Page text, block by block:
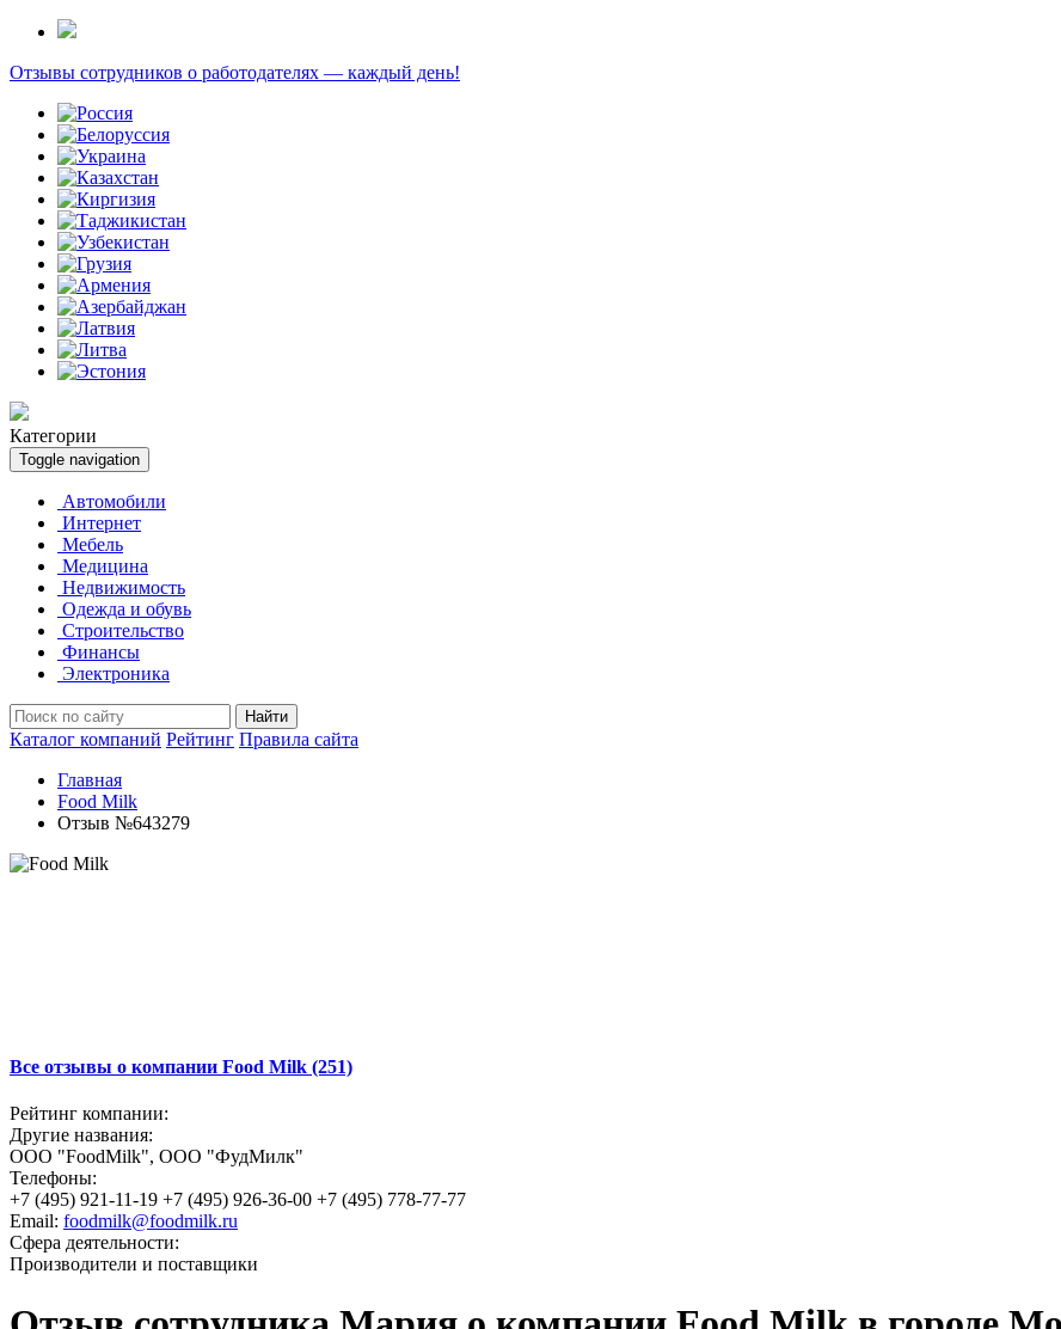
Отзывы сотрудников о работодателях — каждый день!
Категории
Toggle navigation
Автомобили
Интернет
Мебель
Медицина
Недвижимость
Одежда и обувь
Строительство
Финансы
Электроника
Найти
Каталог компаний Рейтинг Правила сайта
Главная
Food Milk
Отзыв №643279
Все отзывы о компании Food Milk (251)
Рейтинг компании:
Другие названия:
ООО "FoodMilk", ООО "ФудМилк"
Телефоны:
+7 (495) 921-11-19 +7 (495) 926-36-00 +7 (495) 778-77-77
Email: foodmilk@foodmilk.ru
Сфера деятельности:
Производители и поставщики